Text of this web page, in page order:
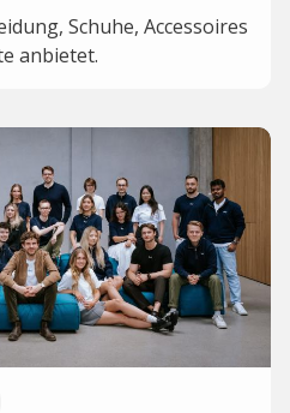
Schuhe, Accessoires
anbietet.